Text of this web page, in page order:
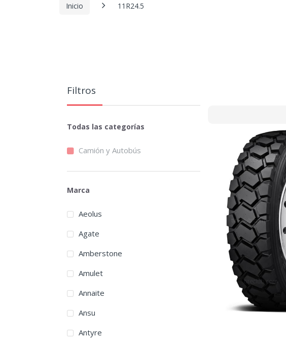
Inicio 11R24.5
Filtros
Todas las categorías
Camión y Autobús
Marca
Aeolus
Agate
Amberstone
Amulet
Annaite
Ansu
Antyre